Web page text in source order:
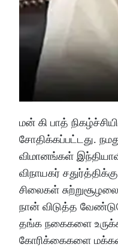
மன் கி பாத்
சோதிக்கப்பட்டது.
விமானங்கள்
விநாயகர்
சிலைகள்
நான் விடுத்த
தங்க நகைகளை
கோரிக்கைகளை